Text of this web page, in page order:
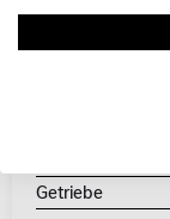
Getriebe